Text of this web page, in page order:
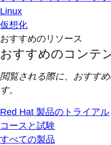
Linux
仮想化
おすすめのリソース
おすすめのコンテ
閲覧される際に、おすす
す。
Red Hat 製品のトライアル
コースと試験
すべての製品